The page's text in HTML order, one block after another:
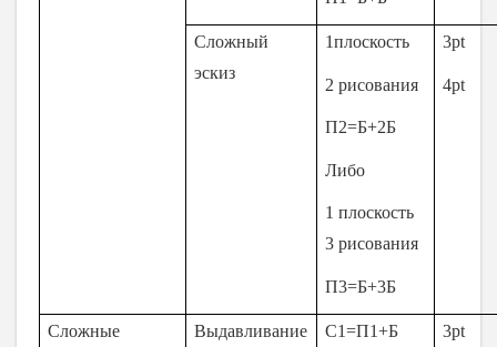
Сложный
эскиз
1плоскость
2 рисования
П2=Б+2Б
Либо
1 плоскость
3 рисования
П3=Б+3Б
3pt
4pt
Сложные
Выдавливание С1=П1+Б 3pt